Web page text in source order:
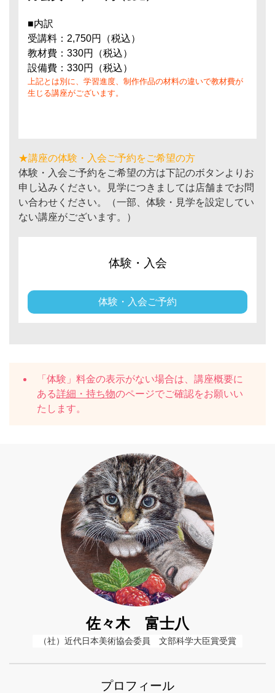
■内訳
受講料：2,750円（税込）
教材費：330円（税込）
設備費：330円（税込）
上記とは別に、学習進度、制作作品の材料の違いで教材費が
生じる講座がございます。
★講座の体験・入会ご予約をご希望の方
体験・入会ご予約をご希望の方は下記のボタンよりお
申し込みください。見学につきましては店舗までお問
い合わせください。（一部、体験・見学を設定してい
ない講座がございます。）
体験・入会
体験・入会ご予約
「体験」料金の表示がない場合は、講座概要に
ある詳細・持ち物のページでご確認をお願いい
たします。
佐々木 富士八
（社）近代日本美術協会委員　文部科学大臣賞受賞
プロフィール